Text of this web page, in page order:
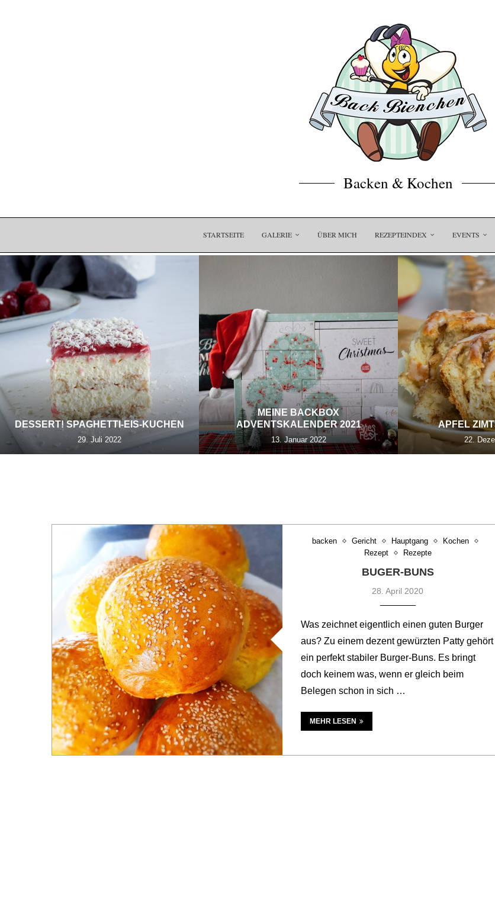
Backen & Kochen
STARTSEITE GALERIE ÜBER MICH REZEPTEINDEX EVENTS
DESSERT! SPAGHETTI-EIS-KUCHEN
29. Juli 2022
MEINE BACKBOX
ADVENTSKALENDER 2021
13. Januar 2022
APFEL
22.
backen Gericht Hauptgang
Kochen
Rezept
Rezepte
BUGER-BUNS
28. April 2020
Was zeichnet eigentlich einen guten Burger
aus? Zu einem dezent gewürzten Patty gehört
ein perfekt stabiler Burger-Buns. Es bringt
doch keinem was, wenn er gleich beim
Belegen schon in sich …
MEHR LESEN